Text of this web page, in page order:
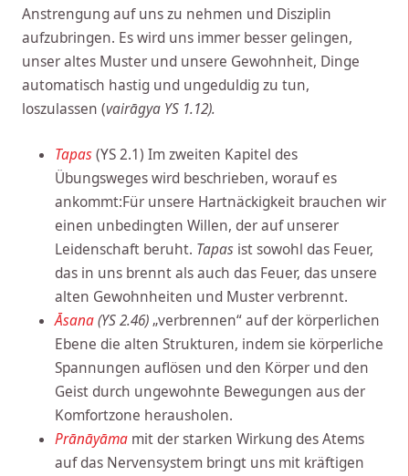
Anstrengung auf uns zu nehmen und Disziplin
aufzubringen. Es wird uns immer besser gelingen,
unser altes Muster und unsere Gewohnheit, Dinge
automatisch hastig und ungeduldig zu tun,
loszulassen (vairāgya YS 1.12).
Tapas(YS 2.1) Im zweiten Kapitel des
Übungsweges wird beschrieben, worauf es
ankommt:Für unsere Hartnäckigkeit brauchen wir
einen unbedingten Willen, der auf unserer
Leidenschaft beruht. Tapas ist sowohl das Feuer,
das in uns brennt als auch das Feuer, das unsere
alten Gewohnheiten und Muster verbrennt.
Āsana(YS 2.46)„verbrennen“ auf der körperlichen
Ebene die alten Strukturen, indem sie körperliche
Spannungen auflösen und den Körper und den
Geist durch ungewohnte Bewegungen aus der
Komfortzone herausholen.
Prānāyāma mit der starken Wirkung des Atems
auf das Nervensystem bringt uns mit kräftigen